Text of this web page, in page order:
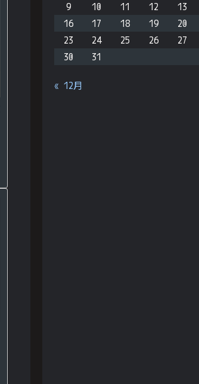
9
10 11 12 13
16
17 18 19 20
23
24 25 26 27
30
31
« 12月